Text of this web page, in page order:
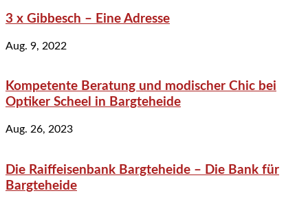
3 x Gibbesch – Eine Adresse
Aug. 9, 2022
Kompetente Beratung und modischer Chic bei
Optiker Scheel in Bargteheide
Aug. 26, 2023
Die Raiffeisenbank Bargteheide – Die Bank für
Bargteheide